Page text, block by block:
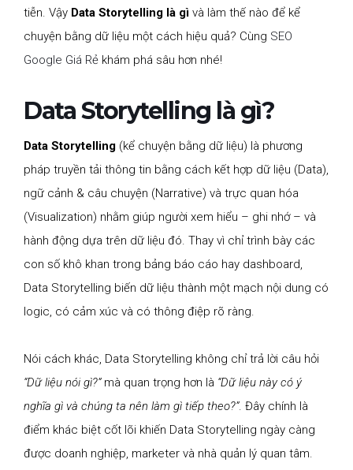
tiễn. Vậy Data Storytelling là gì và làm thế nào để kể
chuyện bằng dữ liệu một cách hiệu quả? Cùng SEO
Google Giá Rẻ khám phá sâu hơn nhé!
Data Storytelling là gì?
Data Storytelling (kể chuyện bằng dữ liệu) là phương
pháp truyền tải thông tin bằng cách kết hợp dữ liệu (Data),
ngữ cảnh & câu chuyện (Narrative) và trực quan hóa
(Visualization) nhằm giúp người xem hiểu – ghi nhớ – và
hành động dựa trên dữ liệu đó. Thay vì chỉ trình bày các
con số khô khan trong bảng báo cáo hay dashboard,
Data Storytelling biến dữ liệu thành một mạch nội dung có
logic, có cảm xúc và có thông điệp rõ ràng.
Nói cách khác, Data Storytelling không chỉ trả lời câu hỏi
“Dữ liệu nói gì?”mà quan trọng hơn là “Dữ liệu này có ý
nghĩa gì và chúng ta nên làm gì tiếp theo?”. Đây chính là
điểm khác biệt cốt lõi khiến Data Storytelling ngày càng
được doanh nghiệp, marketer và nhà quản lý quan tâm.